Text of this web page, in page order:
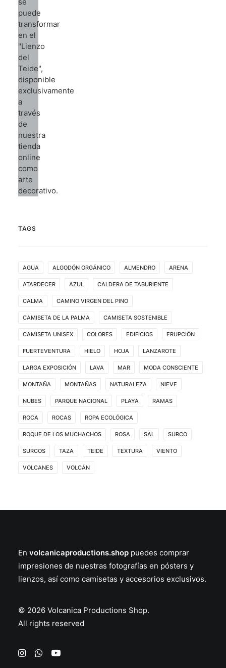
TAGS
AGUA ALGODÓN ORGÁNICO ALMENDRO ARENA
ATARDECER AZUL CALDERA DE TABURIENTE
CALMA CAMINO VIRGEN DEL PINO
CAMISETA DE LA PALMA CAMISETA SOSTENIBLE
CAMISETA UNISEX COLORES EDIFICIOS ERUPCIÓN
FUERTEVENTURA HIELO HOJA LANZAROTE
LARGA EXPOSICIÓN LAVA MAR MODA CONSCIENTE
MONTAÑA MONTAÑAS NATURALEZA NIEVE
NUBES PARQUE NACIONAL PLAYA RAMAS
ROCA ROCAS ROPA ECOLÓGICA
ROQUE DE LOS MUCHACHOS ROSA SAL SURCO
SURCOS TAZA TEIDE TEXTURA VIENTO
VOLCANES VOLCÁN
En volcanicaproductions.shop puedes comprar
impresiones de nuestras fotografías en pósters y
lienzos, así como camisetas y accesorios exclusivos.
© 2026 Volcanica Productions Shop.
All rights reserved